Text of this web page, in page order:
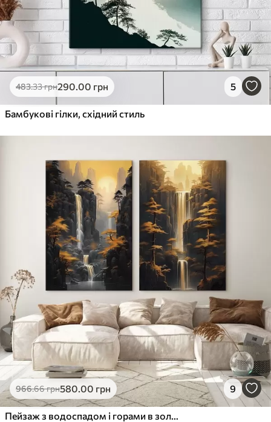
483.33грн290.00 грн 5
Бамбукові гілки, східний стиль
966.66грн580.00 грн 9
Пейзаж з водоспадом і горами в золотому світлі